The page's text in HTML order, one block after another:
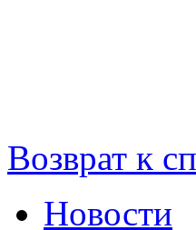
Возврат к
Новости